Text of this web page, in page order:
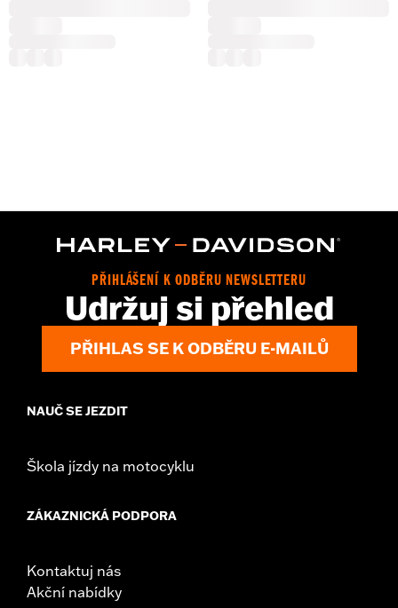
PŘIHLÁŠENÍ K ODBĚRU NEWSLETTERU
Udržuj si přehled
PŘIHLAS SE K ODBĚRU E-MAILŮ
NAUČ SE JEZDIT
Škola jízdy na motocyklu
ZÁKAZNICKÁ PODPORA
Kontaktuj nás
Akční nabídky